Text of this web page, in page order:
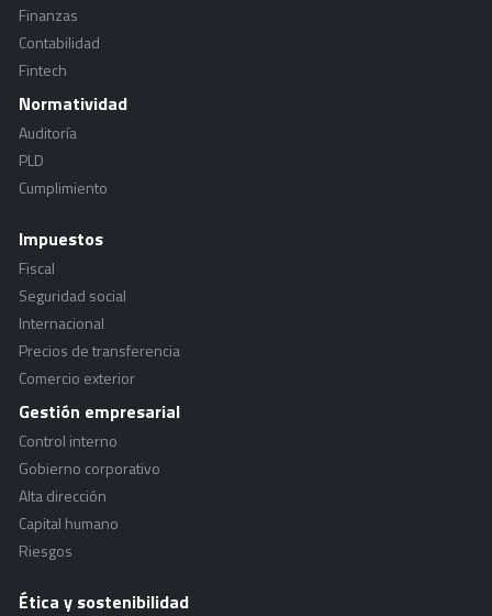
Finanzas
Contabilidad
Fintech
Normatividad
Auditoría
PLD
Cumplimiento
Impuestos
Fiscal
Seguridad social
Internacional
Precios de transferencia
Comercio exterior
Gestión empresarial
Control interno
Gobierno corporativo
Alta dirección
Capital humano
Riesgos
Ética y sostenibilidad